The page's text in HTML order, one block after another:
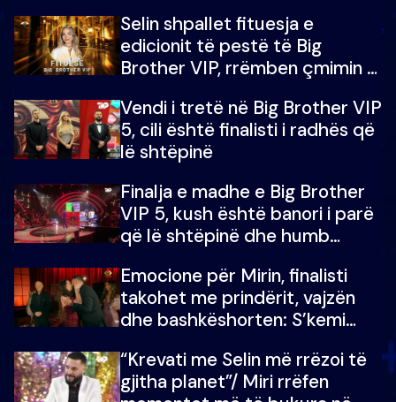
Selin shpallet fituesja e
edicionit të pestë të Big
Brother VIP, rrëmben çmimin e
Vendi i tretë në Big Brother VIP
5, cili është finalisti i radhës që
lë shtëpinë
Finalja e madhe e Big Brother
VIP 5, kush është banori i parë
që lë shtëpinë dhe humb
çmimin e madh
Emocione për Mirin, finalisti
takohet me prindërit, vajzën
dhe bashkëshorten: S’kemi
“Krevati me Selin më rrëzoi të
gjitha planet”/ Miri rrëfen